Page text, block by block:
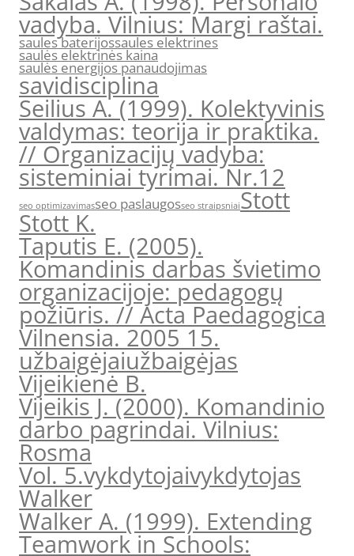
vadyba. Vilnius: Margi raštai.
saules baterijossaules elektrines
saulės elektrinės kaina
saulės energijos panaudojimas
savidisciplina
Seilius A. (1999). Kolektyvinis
valdymas: teorija ir praktika.
// Organizacijų vadyba:
sisteminiai tyrimai. Nr.12
seo optimizavimasseo paslaugosseo straipsniaiStott
Stott K.
Taputis E. (2005).
Komandinis darbas švietimo
organizacijoje: pedagogų
požiūris. // Acta Paedagogica
Vilnensia. 2005 15.
užbaigėjaiužbaigėjas
Vijeikienė B.
Vijeikis J. (2000). Komandinio
darbo pagrindai. Vilnius:
Rosma
Vol. 5.vykdytojaivykdytojas
Walker
Walker A. (1999). Extending
Teamwork in Schools: